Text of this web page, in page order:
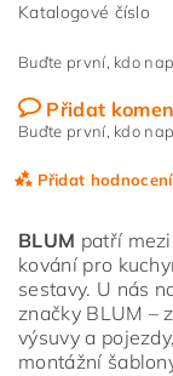
Katalogové číslo
Buďte první, kdo
Přidat
Buďte první, kdo
Přidat hodnocení
BLUM patří mezi
kování pro
sestavy. U nás
značky BLUM –
výsuvy a
montážní